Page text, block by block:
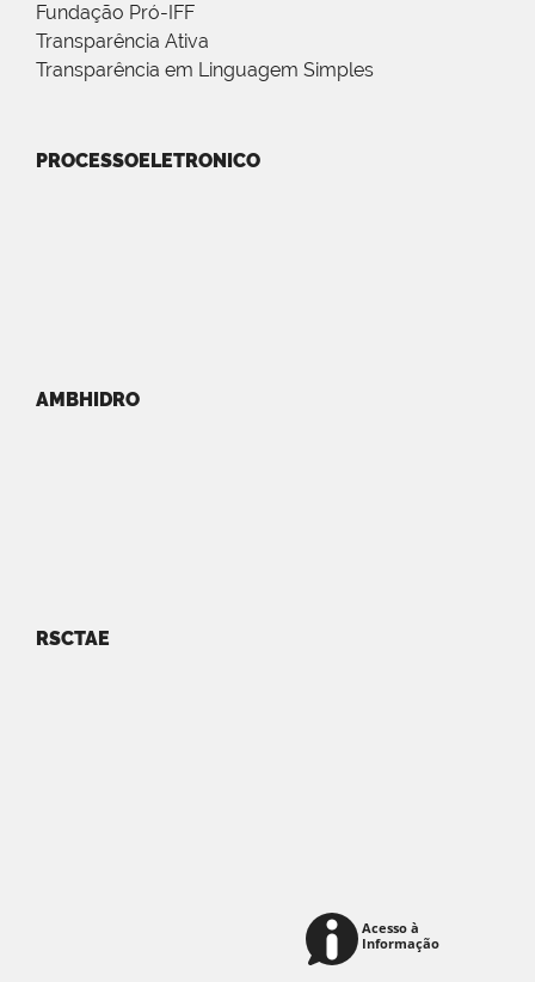
Fundação Pró-IFF
Transparência Ativa
Transparência em Linguagem Simples
PROCESSOELETRONICO
AMBHIDRO
RSCTAE